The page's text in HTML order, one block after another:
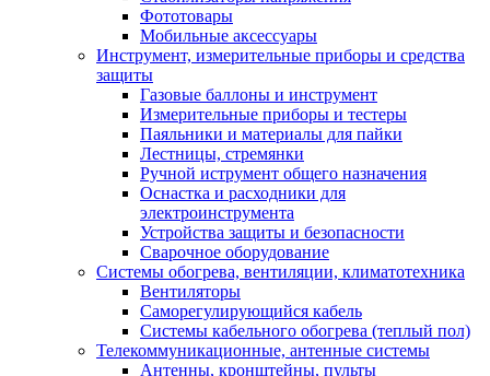
Фототовары
Мобильные аксессуары
Инструмент, измерительные приборы и средства
защиты
Газовые баллоны и инструмент
Измерительные приборы и тестеры
Паяльники и материалы для пайки
Лестницы, стремянки
Ручной иструмент общего назначения
Оснастка и расходники для
электроинструмента
Устройства защиты и безопасности
Сварочное оборудование
Системы обогрева, вентиляции, климатотехника
Вентиляторы
Саморегулирующийся кабель
Системы кабельного обогрева (теплый пол)
Телекоммуникационные, антенные системы
Антенны, кронштейны, пульты